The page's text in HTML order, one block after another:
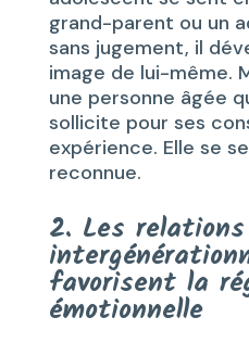
grand-parent ou un
sans jugement, il
image de lui-même.
une personne âgée
sollicite pour ses
expérience. Elle se
reconnue.
2. Les relations
favorisent la
émotionnelle